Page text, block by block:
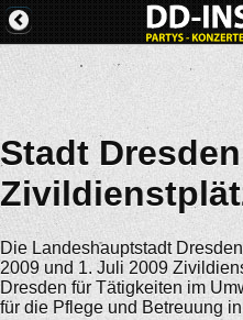
Stadt
Die Landeshauptstadt
2009 und 1. Juli 2009
Dresden für Tätigkeiten im
für die Pflege und Betreuung